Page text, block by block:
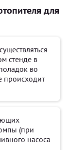
для
стенде в
во
происходит
(при
насоса